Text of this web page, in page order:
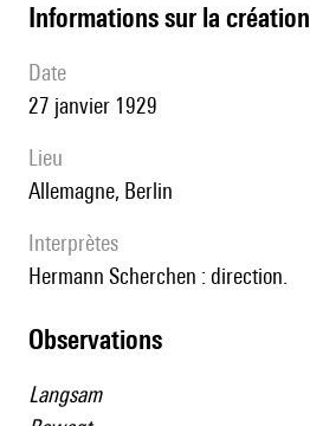
informations sur la création
date
27 janvier 1929
lieu
Allemagne, Berlin
interprètes
Hermann Scherchen : direction.
observations
Langsam